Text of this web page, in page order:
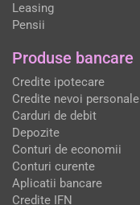
Leasing
Pensii
Produse bancare
Credite ipotecare
Credite nevoi personale
Carduri de debit
Depozite
Conturi de economii
Conturi curente
Aplicatii bancare
Credite IFN